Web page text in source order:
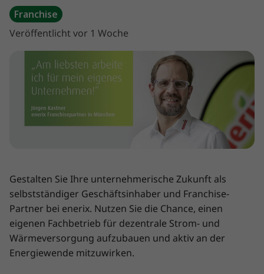
Franchise
Veröffentlicht vor 1 Woche
Gestalten Sie Ihre unternehmerische Zukunft als
selbstständiger Geschäftsinhaber und Franchise-
Partner bei enerix. Nutzen Sie die Chance, einen
eigenen Fachbetrieb für dezentrale Strom- und
Wärmeversorgung aufzubauen und aktiv an der
Energiewende mitzuwirken.